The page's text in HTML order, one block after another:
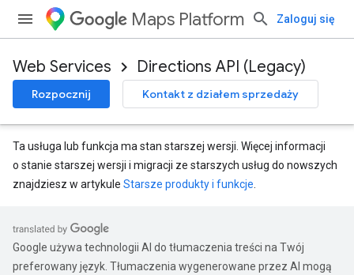
Maps Platform Zaloguj się
Web Services Directions API (Legacy)
Rozpocznij Kontakt z działem sprzedaży
Ta usługa lub funkcja ma stan starszej wersji. Więcej informacji
o stanie starszej wersji i migracji ze starszych usług do nowszych
znajdziesz w artykule Starsze produkty i funkcje
Google używa technologii AI do tłumaczenia treści na Twój
preferowany język. Tłumaczenia wygenerowane przez AI mogą